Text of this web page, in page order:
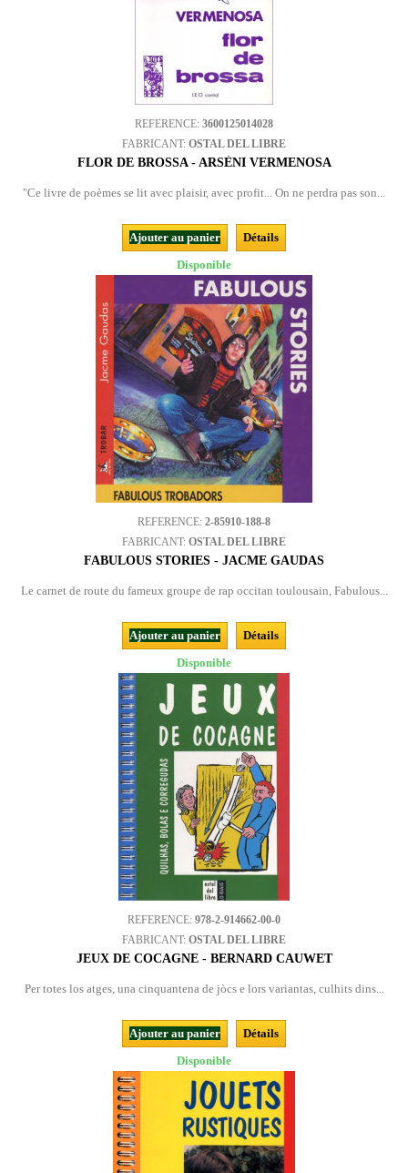
REFERENCE: 3600125014028
FABRICANT: OSTAL DEL LIBRE
FLOR DE BROSSA - ARSÈNI VERMENOSA
"Ce livre de poèmes se lit avec plaisir, avec profit... On ne perdra pas son...
Ajouter au panier
Détails
Disponible
REFERENCE: 2-85910-188-8
FABRICANT: OSTAL DEL LIBRE
FABULOUS STORIES - JACME GAUDAS
Le carnet de route du fameux groupe de rap occitan toulousain, Fabulous...
Ajouter au panier
Détails
Disponible
REFERENCE: 978-2-914662-00-0
FABRICANT: OSTAL DEL LIBRE
JEUX DE COCAGNE - BERNARD CAUWET
Per totes los atges, una cinquantena de jòcs e lors variantas, culhits dins...
Ajouter au panier
Détails
Disponible